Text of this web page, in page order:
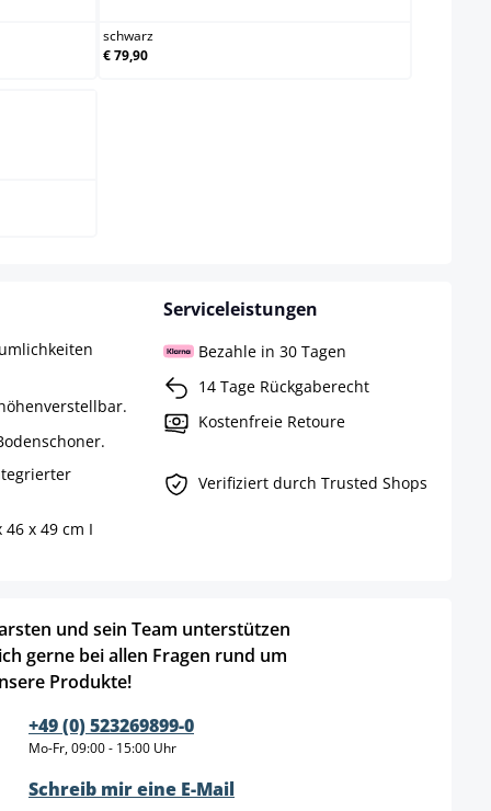
schwarz
€ 79,90
46 x 49 cm I
Serviceleistungen
Bezahle in 30 Tagen
14 Tage Rückgaberecht
Kostenfreie Retoure
Verifiziert durch Trusted Shops
und sein Team unterstützen
gerne bei allen Fragen rund um
Produkte!
+49 (0) 523269899-0
Mo-Fr, 09:00 - 15:00 Uhr
Schreib mir eine E-Mail